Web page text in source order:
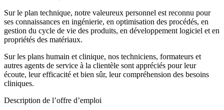
Sur le plan technique, notre valeureux personnel est reconnu pour
ses connaissances en ingénierie, en optimisation des procédés, en
gestion du cycle de vie des produits, en développement logiciel et en
propriétés des matériaux.
Sur les plans humain et clinique, nos techniciens, formateurs et
autres agents de service à la clientèle sont appréciés pour leur
écoute, leur efficacité et bien sûr, leur compréhension des besoins
cliniques.
Description de l’offre d’emploi